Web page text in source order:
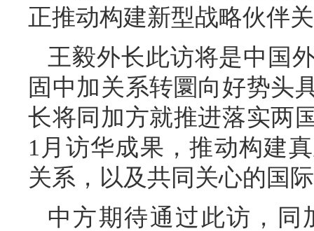
正推动构建新型战略伙伴
王毅外长此访将是中国
固中加关系转圜向好势头
长将同加方就推进落实两
1月访华成果，推动构建
关系，以及共同关心的国
中方期待通过此访，同